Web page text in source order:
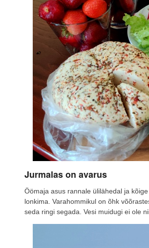
Jurmalas on avarus
Öömaja asus rannale ülilähedal ja
lonkima. Varahommikul on õhk
seda ringi segada. Vesi muidugi ei ole